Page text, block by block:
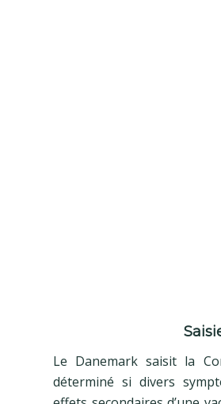
Le Danemark saisit la
déterminé si divers